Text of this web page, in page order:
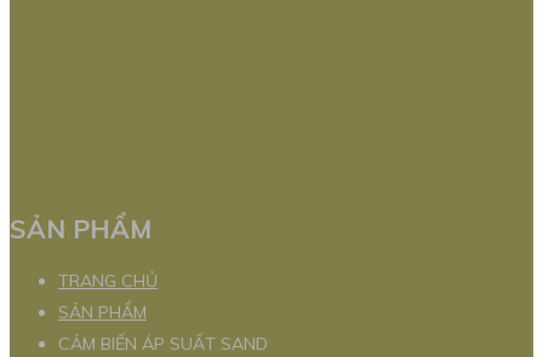
SẢN PHẨM
TRANG CHỦ
SẢN PHẨM
CẢM BIẾN ÁP SUẤT SAND